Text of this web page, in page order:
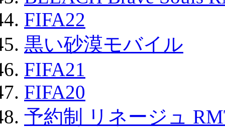
FIFA22
黒い砂漠モバイル
FIFA21
FIFA20
予約制 リネージュ